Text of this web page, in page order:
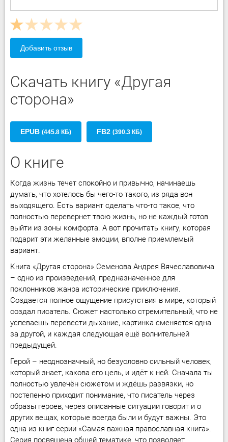
Добавить отзыв
Скачать книгу «Другая
сторона»
EPUB (445.8 КБ) FB2 (390.3 КБ)
О книге
Когда жизнь течет спокойно и привычно, начинаешь
думать, что хотелось бы чего-то такого, из ряда вон
выходящего. Есть вариант сделать что-то такое, что
полностью перевернет твою жизнь, но не каждый готов
выйти из зоны комфорта. А вот прочитать книгу, которая
подарит эти желанные эмоции, вполне приемлемый
вариант.
Книга «Другая сторона» Семенова Андрея Вячеславовича
– одно из произведений, предназначенное для
поклонников жанра исторические приключения.
Создается полное ощущение присутствия в мире, который
создал писатель. Сюжет настолько стремительный, что не
успеваешь перевести дыхание, картинка сменяется одна
за другой, и каждая следующая ещё волнительней
предыдущей.
Герой – неоднозначный, но безусловно сильный человек,
который знает, какова его цель, и идёт к ней. Сначала ты
полностью увлечён сюжетом и ждёшь развязки, но
постепенно приходит понимание, что писатель через
образы героев, через описанные ситуации говорит и о
других вещах, которые всегда были и будут важны. Это
одна из книг серии «Самая важная православная книга».
Серия посвящена общей тематике, что позволяет